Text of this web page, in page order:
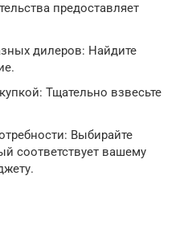
предоставляет
дилеров: Найдите
Тщательно взвесьте
Выбирайте
соответствует вашему